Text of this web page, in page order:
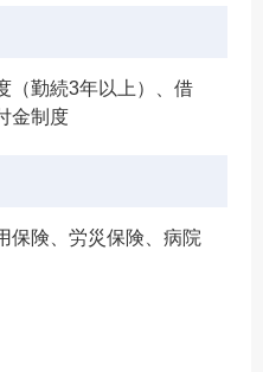
（勤続3年以上）、借
金制度
保険、労災保険、病院